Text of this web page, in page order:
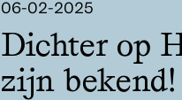
06-02-2025
Dichter op
zijn bekend!